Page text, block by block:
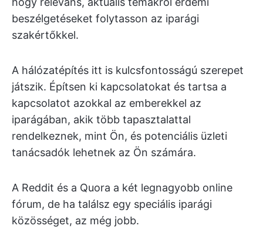
beszélgetéseket folytasson az iparági
szakértőkkel.
A hálózatépítés itt is kulcsfontosságú szerepet
játszik. Építsen ki kapcsolatokat és tartsa a
kapcsolatot azokkal az emberekkel az
iparágában, akik több tapasztalattal
rendelkeznek, mint Ön, és potenciális üzleti
tanácsadók lehetnek az Ön számára.
A Reddit és a Quora a két legnagyobb online
fórum, de ha találsz egy speciális iparági
közösséget, az még jobb.